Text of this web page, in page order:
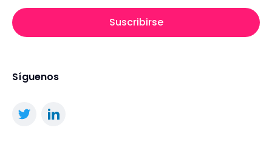
Suscribirse
Síguenos